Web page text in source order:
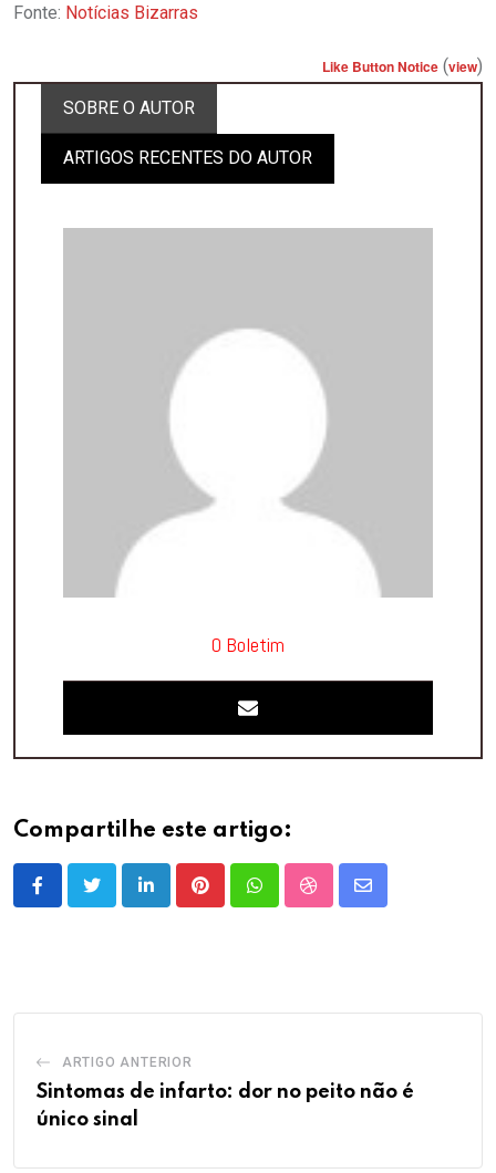
Fonte: Notícias Bizarras
Like Button Notice (view)
SOBRE O AUTOR
ARTIGOS RECENTES DO AUTOR
O Boletim
Compartilhe este artigo:
LinkedInPinterestWhatsappStumbleUpon
Share
ARTIGO ANTERIOR
Sintomas de infarto: dor no peito não é
único sinal